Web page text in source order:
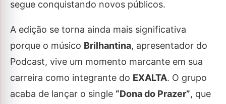
segue conquistando novos públicos.
A edição se torna ainda mais significativa
porque o músico Brilhantina, apresentador do
Podcast, vive um momento marcante em sua
carreira como integrante do EXALTA. O grupo
acaba de lançar o single “Dona do Prazer”, que